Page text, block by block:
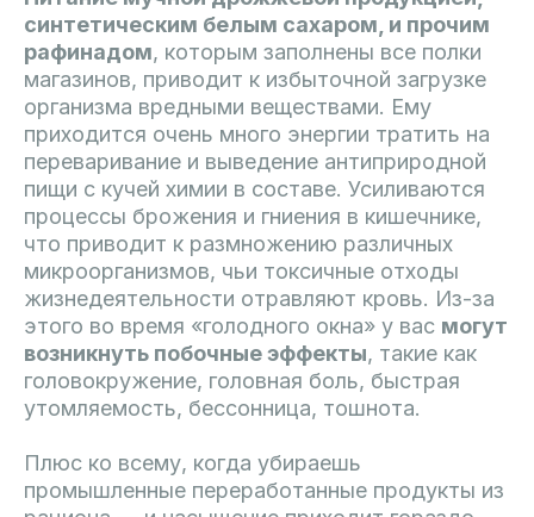
синтетическим белым сахаром, и прочим
рафинадом, которым заполнены все полки
магазинов, приводит к избыточной загрузке
организма вредными веществами. Ему
приходится очень много энергии тратить на
переваривание и выведение антиприродной
пищи с кучей химии в составе. Усиливаются
процессы брожения и гниения в кишечнике,
что приводит к размножению различных
микроорганизмов, чьи токсичные отходы
жизнедеятельности отравляют кровь. Из-за
этого во время «голодного окна» у вас могут
возникнуть побочные эффекты, такие как
головокружение, головная боль, быстрая
утомляемость, бессонница, тошнота.
Плюс ко всему, когда убираешь
промышленные переработанные продукты из